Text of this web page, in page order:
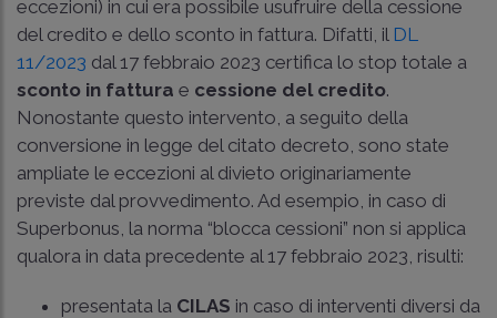
eccezioni) in cui era possibile usufruire della cessione
del credito e dello sconto in fattura. Difatti, il DL
11/2023 dal 17 febbraio 2023 certifica lo stop totale a
sconto in fattura e cessione del credito.
Nonostante questo intervento, a seguito della
conversione in legge del citato decreto, sono state
ampliate le eccezioni al divieto originariamente
previste dal provvedimento. Ad esempio, in caso di
Superbonus, la norma “blocca cessioni” non si applica
qualora in data precedente al 17 febbraio 2023, risulti:
presentata la CILAS in caso di interventi diversi da